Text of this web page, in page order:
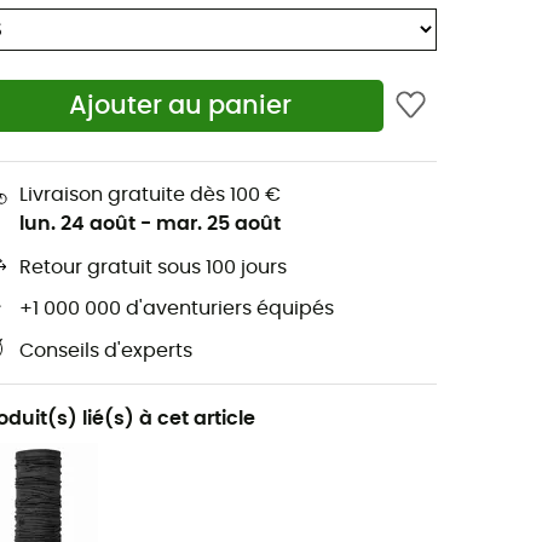
Ajouter au panier
Livraison gratuite dès 100 €
lun. 24 août - mar. 25 août
Retour gratuit sous 100 jours
+1 000 000 d'aventuriers équipés
Conseils d'experts
lié(s) à cet article